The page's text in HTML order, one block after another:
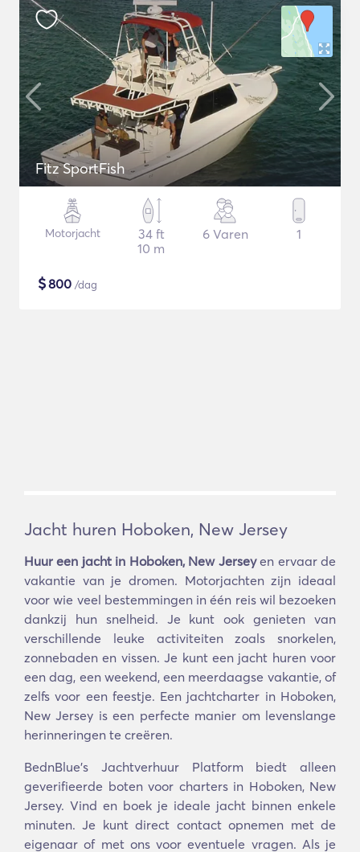
Fitz SportFish
Motorjacht
34 ft
10 m
6 Varen 1
$800 /dag
Jacht huren Hoboken, New Jersey
Huur een jacht in Hoboken, New Jerseyen ervaar de
vakantie van je dromen. Motorjachten zijn ideaal
voor wie veel bestemmingen in één reis wil bezoeken
dankzij hun snelheid. Je kunt ook genieten van
verschillende leuke activiteiten zoals snorkelen,
zonnebaden en vissen. Je kunt een jacht huren voor
een dag, een weekend, een meerdaagse vakantie, of
zelfs voor een feestje. Een jachtcharter in Hoboken,
New Jersey is een perfecte manier om levenslange
herinneringen te creëren.
BednBlue's Jachtverhuur Platform biedt alleen
geverifieerde boten voor charters in Hoboken, New
Jersey. Vind en boek je ideale jacht binnen enkele
minuten. Je kunt direct contact opnemen met de
eigenaar of met ons voor eventuele vragen. Als je